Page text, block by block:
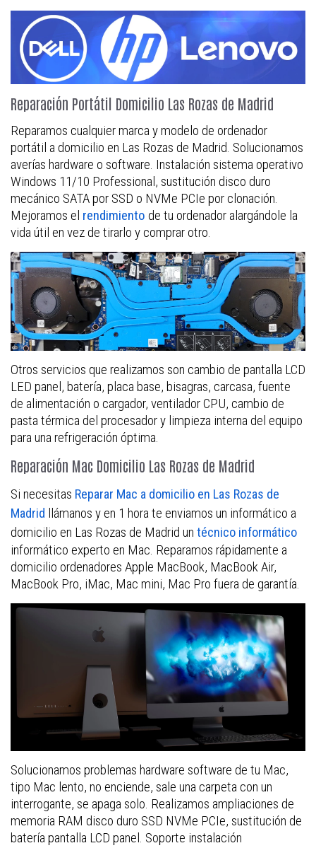
Reparación Portátil Domicilio Las Rozas de Madrid
Reparamos cualquier marca y modelo de ordenador
portátil a domicilio en Las Rozas de Madrid. Solucionamos
averías hardware o software. Instalación sistema operativo
Windows 11/10 Professional, sustitución disco duro
mecánico SATA por SSD o NVMe PCIe por clonación.
Mejoramos el rendimiento de tu ordenador alargándole la
vida útil en vez de tirarlo y comprar otro.
Otros servicios que realizamos son cambio de pantalla LCD
LED panel, batería, placa base, bisagras, carcasa, fuente
de alimentación o cargador, ventilador CPU, cambio de
pasta térmica del procesador y limpieza interna del equipo
para una refrigeración óptima.
Reparación Mac Domicilio Las Rozas de Madrid
Si necesitas Reparar Mac a domicilio en Las Rozas de
Madrid llámanos y en 1 hora te enviamos un informático a
domicilio en Las Rozas de Madrid un técnico informático
informático experto en Mac. Reparamos rápidamente a
domicilio ordenadores Apple MacBook, MacBook Air,
MacBook Pro, iMac, Mac mini, Mac Pro fuera de garantía.
Solucionamos problemas hardware software de tu Mac,
tipo Mac lento, no enciende, sale una carpeta con un
interrogante, se apaga solo. Realizamos ampliaciones de
memoria RAM disco duro SSD NVMe PCIe, sustitución de
batería pantalla LCD panel. Soporte instalación